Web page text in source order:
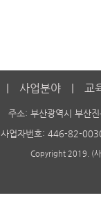
사업분야 교
주소: 부산광역시 부산
사업자번호: 446-82-
Copyright 2019. (사